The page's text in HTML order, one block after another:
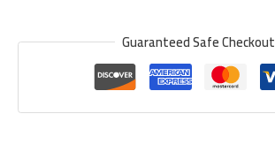
Guaranteed Safe Checkout